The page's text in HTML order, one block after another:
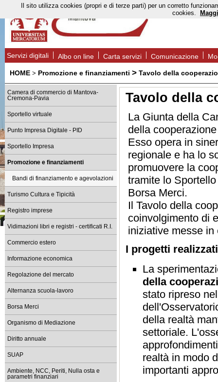
Servizi digitali Albo on line Carta servizi Comunicazione
HOME > Promozione e finanziamenti > Tavolo della
Camera di commercio di Mantova-
Cremona-Pavia
Sportello virtuale
Punto Impresa Digitale - PID
Sportello Impresa
Promozione e finanziamenti
Bandi di finanziamento e agevolazioni
Turismo Cultura e Tipicità
Registro imprese
Vidimazioni libri e registri - certificati R.I.
Commercio estero
Informazione economica
Regolazione del mercato
Alternanza scuola-lavoro
Borsa Merci
Organismo di Mediazione
Diritto annuale
SUAP
Ambiente, NCC, Periti, Nulla osta e
parametri finanziari
Tavolo della
La Giunta della
della
Esso opera in
regionale e ha lo
promuovere la
tramite lo
Borsa Merci.
Il Tavolo della
coinvolgimento di
iniziative messe in
I progetti realizzati
La
della
stato ripreso
della realtà
settoriale.
realtà in modo
importanti
Il sito utilizza cookies (propri e di terze parti) per un corretto
cookies.